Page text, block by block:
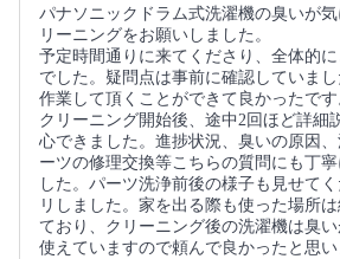
パナソニックドラム式洗濯機の臭いが
リーニングをお願いしました。
予定時間通りに来てくださり、全体的
でした。疑問点は事前に確認していま
作業して頂くことができて良かったです
クリーニング開始後、途中2回ほど詳細
心できました。進捗状況、臭いの原因
ーツの修理交換等こちらの質問にも丁
した。パーツ洗浄前後の様子も見せて
リしました。家を出る際も使った場所
ており、クリーニング後の洗濯機は臭
使えていますので頼んで良かったと思